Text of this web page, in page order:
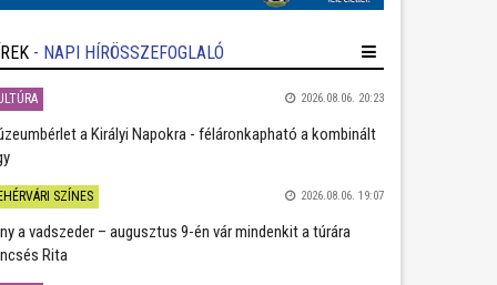
- NAPI HÍRÖSSZEFOGLALÓ
2026.08.06. 20:23
a Királyi Napokra - féláronkapható a kombinált
SZÍNES 2026.08.06. 19:07
a vadszeder – augusztus 9-én vár mindenkit a túrára
Rita